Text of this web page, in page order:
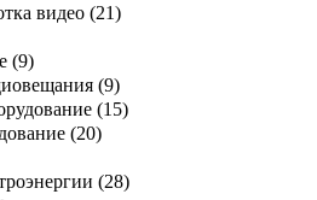
видео (21)
(9)
(9)
(15)
(20)
(28)